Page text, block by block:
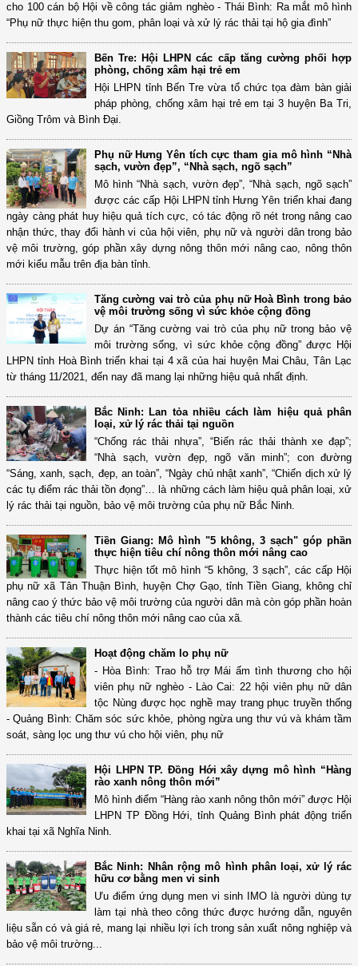
cho 100 cán bộ Hội về công tác giảm nghèo - Thái Bình: Ra mắt mô hình
“Phụ nữ thực hiện thu gom, phân loại và xử lý rác thải tại hộ gia đình”
Bến Tre: Hội LHPN các cấp tăng cường phối hợp
phòng, chống xâm hại trẻ em
Hội LHPN tỉnh Bến Tre vừa tổ chức tọa đàm bàn giải
pháp phòng, chống xâm hại trẻ em tại 3 huyện Ba Tri,
Giồng Trôm và Bình Đại.
Phụ nữ Hưng Yên tích cực tham gia mô hình “Nhà
sạch, vườn đẹp”, “Nhà sạch, ngõ sạch”
Mô hình “Nhà sạch, vườn đẹp”, “Nhà sạch, ngõ sạch”
được các cấp Hội LHPN tỉnh Hưng Yên triển khai đang
ngày càng phát huy hiệu quả tích cực, có tác động rõ nét trong nâng cao
nhận thức, thay đổi hành vi của hội viên, phụ nữ và người dân trong bảo
vệ môi trường, góp phần xây dựng nông thôn mới nâng cao, nông thôn
mới kiểu mẫu trên địa bàn tỉnh.
Tăng cường vai trò của phụ nữ Hoà Bình trong bảo
vệ môi trường sống vì sức khỏe cộng đồng
Dự án “Tăng cường vai trò của phụ nữ trong bảo vệ
môi trường sống, vì sức khỏe cộng đồng” được Hội
LHPN tỉnh Hoà Bình triển khai tại 4 xã của hai huyện Mai Châu, Tân Lạc
từ tháng 11/2021, đến nay đã mang lại những hiệu quả nhất định.
Bắc Ninh: Lan tỏa nhiều cách làm hiệu quả phân
loại, xử lý rác thải tại nguồn
“Chống rác thải nhựa”, “Biến rác thải thành xe đạp”;
“Nhà sạch, vườn đẹp, ngõ văn minh”; con đường
“Sáng, xanh, sạch, đẹp, an toàn”, “Ngày chủ nhật xanh”, “Chiến dịch xử lý
các tụ điểm rác thải tồn đọng”… là những cách làm hiệu quả phân loại, xử
lý rác thải tại nguồn, bảo vệ môi trường của phụ nữ Bắc Ninh.
Tiền Giang: Mô hình "5 không, 3 sạch" góp phần
thực hiện tiêu chí nông thôn mới nâng cao
Thực hiện tốt mô hình “5 không, 3 sạch”, các cấp Hội
phụ nữ xã Tân Thuận Bình, huyện Chợ Gạo, tỉnh Tiền Giang, không chỉ
nâng cao ý thức bảo vệ môi trường của người dân mà còn góp phần hoàn
thành các tiêu chí nông thôn mới nâng cao của xã.
Hoạt động chăm lo phụ nữ
- Hòa Bình: Trao hỗ trợ Mái ấm tình thương cho hội
viên phụ nữ nghèo - Lào Cai: 22 hội viên phụ nữ dân
tộc Nùng được học nghề may trang phục truyền thống
- Quảng Bình: Chăm sóc sức khỏe, phòng ngừa ung thư vú và khám tầm
soát, sàng lọc ung thư vú cho hội viên, phụ nữ
Hội LHPN TP. Đồng Hới xây dựng mô hình “Hàng
rào xanh nông thôn mới”
Mô hình điểm “Hàng rào xanh nông thôn mới” được Hội
LHPN TP Đồng Hới, tỉnh Quảng Bình phát động triển
khai tại xã Nghĩa Ninh.
Bắc Ninh: Nhân rộng mô hình phân loại, xử lý rác
hữu cơ bằng men vi sinh
Ưu điểm ứng dụng men vi sinh IMO là người dùng tự
làm tại nhà theo công thức được hướng dẫn, nguyên
liệu sẵn có và giá rẻ, mang lại nhiều lợi ích trong sản xuất nông nghiệp và
bảo vệ môi trường...